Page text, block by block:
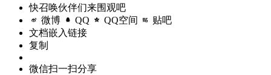
快召唤伙伴们来围观吧
微博 QQ QQ空间 贴吧
文档嵌入链接
复制
微信扫一扫分享